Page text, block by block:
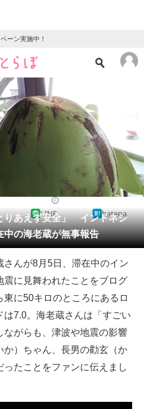
ーン実施中！
ニュース
クイズ
地域
りあえず安全」 インドネシ
中の海老蔵が無事報告
LINE hatena
んが8月5日、滞在中のイン
震に見舞われたことをブログ
に50キロのところにあるロ
は7.0。海老蔵さんは「すごい
がらも、津波や地震の影響
か）ちゃん、長男の勸玄（か
たことをファンに伝えまし